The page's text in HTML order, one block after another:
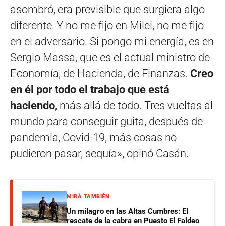
asombró, era previsible que surgiera algo
diferente. Y no me fijo en Milei, no me fijo
en el adversario. Si pongo mi energía, es en
Sergio Massa, que es el actual ministro de
Economía, de Hacienda, de Finanzas. Creo
en él por todo el trabajo que está
haciendo, más allá de todo. Tres vueltas al
mundo para conseguir guita, después de
pandemia, Covid-19, más cosas no
pudieron pasar, sequía», opinó Casán.
MIRÁ TAMBIÉN
Un milagro en las Altas Cumbres: El
rescate de la cabra en Puesto El Faldeo